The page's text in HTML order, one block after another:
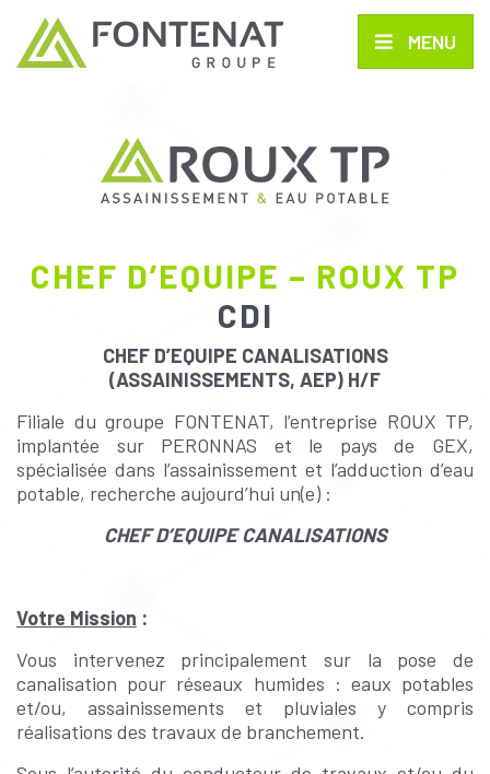
MENU
CHEF D’EQUIPE – ROUX TP
CDI
CHEF D’EQUIPE CANALISATIONS
(ASSAINISSEMENTS, AEP) H/F
Filiale du groupe FONTENAT, l’entreprise ROUX TP,
implantée sur PERONNAS et le pays de GEX,
spécialisée dans l’assainissement et l’adduction d’eau
potable, recherche aujourd’hui un(e) :
CHEF D’EQUIPE CANALISATIONS
Votre Mission :
Vous intervenez principalement sur la pose de
canalisation pour réseaux humides : eaux potables
et/ou, assainissements et pluviales y compris
réalisations des travaux de branchement.